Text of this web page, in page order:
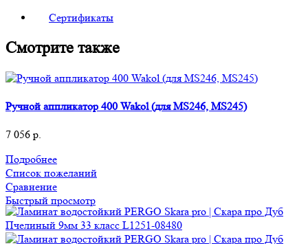
Сертификаты
Смотрите также
Ручной аппликатор 400 Wakol (для MS246, MS245)
7 056 р.
Подробнее
Список пожеланий
Сравнение
Быстрый просмотр